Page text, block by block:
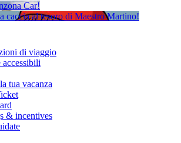
Car!
caccia al tesoro di Maestro Martino!
di viaggio
accessibili
tua vacanza
& incentives